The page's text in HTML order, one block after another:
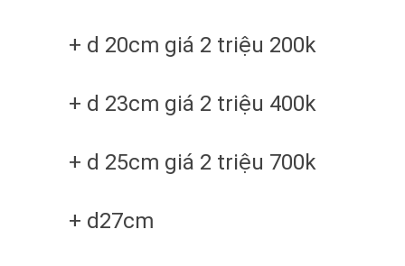
+ d 20cm giá 2 triệu 200k
+ d 23cm giá 2 triệu 400k
+ d 25cm giá 2 triệu 700k
+ d27cm